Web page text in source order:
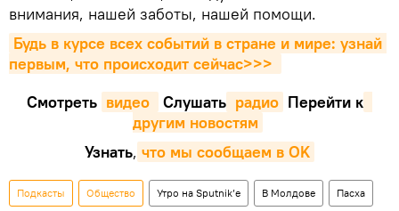
внимания, нашей заботы, нашей помощи.
Будь в курсе всех событий в стране и мире: узнай
первым, что происходит сейчаc>>>
Смотреть видео Cлушать радио Перейти к
другим новостям
Узнать, что мы сообщаем в OK
Подкасты Общество Утро на Sputnik’e В Молдове Пасха